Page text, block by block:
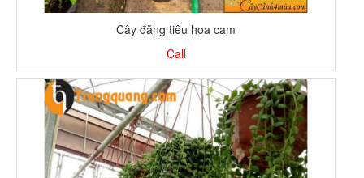
Cây đăng tiêu hoa cam
Call